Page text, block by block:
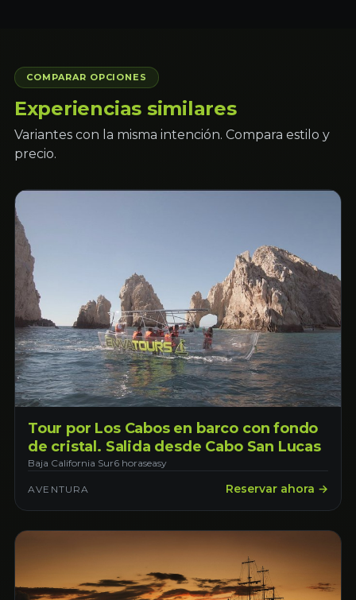
COMPARAR OPCIONES
Experiencias similares
Variantes con la misma intención. Compara estilo y
precio.
Tour por Los Cabos en barco con fondo
de cristal. Salida desde Cabo San Lucas
Baja California Sur6 horaseasy
AVENTURA Reservar ahora →